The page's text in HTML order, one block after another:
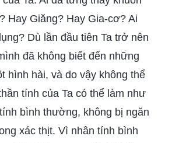
Hay Giăng? Hay Gia-cơ? Ai
Dù lần đầu tiên Ta trở nên
đã không biết đến những
hình hài, và do vậy không thể
tính của Ta có thể làm như
bình thường, không bị ngăn
xác thịt. Vì nhân tính bình